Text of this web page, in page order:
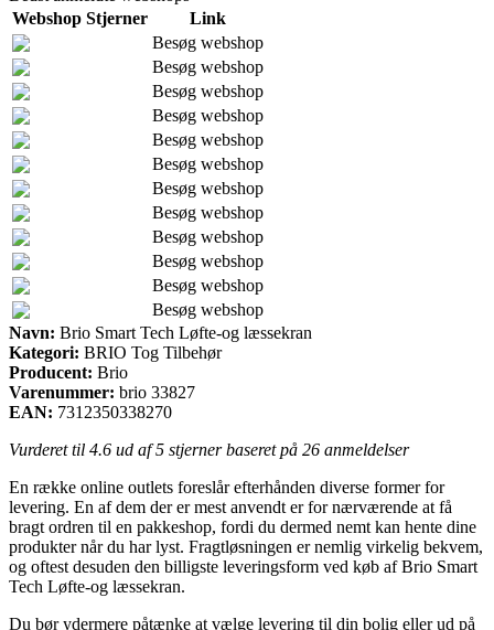
Webshop Stjerner
Link
Besøg webshop
Besøg webshop
Besøg webshop
Besøg webshop
Besøg webshop
Besøg webshop
Besøg webshop
Besøg webshop
Besøg webshop
Besøg webshop
Besøg webshop
Besøg webshop
Navn: Brio Smart Tech Løfte-og læssekran
Kategori: BRIO Tog Tilbehør
Producent: Brio
Varenummer: brio 33827
EAN: 7312350338270
Vurderet til 4.6 ud af 5 stjerner baseret på 26 anmeldelser
En række online outlets foreslår efterhånden diverse former for
levering. En af dem der er mest anvendt er for nærværende at få
bragt ordren til en pakkeshop, fordi du dermed nemt kan hente dine
produkter når du har lyst. Fragtløsningen er nemlig virkelig bekvem,
og oftest desuden den billigste leveringsform ved køb af Brio Smart
Tech Løfte-og læssekran.
Du bør ydermere påtænke at vælge levering til din bolig eller ud på